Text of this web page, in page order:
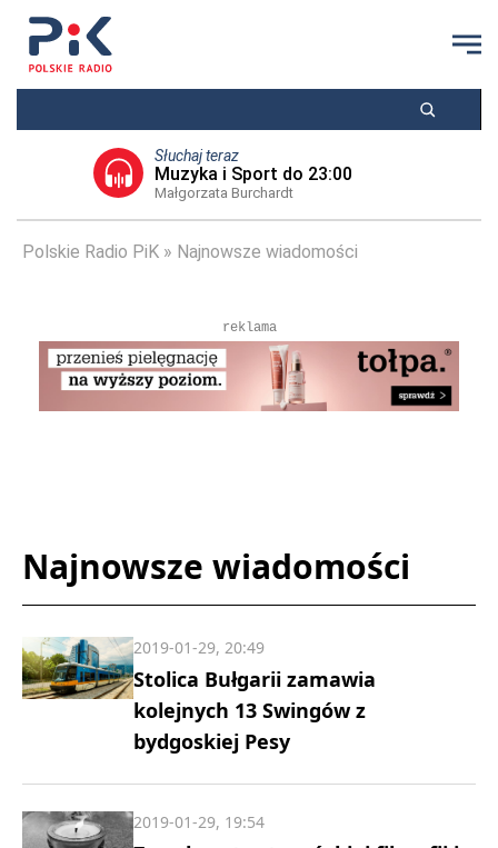
Słuchaj teraz
Muzyka i Sport do 23:00
Małgorzata Burchardt
Polskie Radio PiK Najnowsze wiadomości
reklama
Najnowsze wiadomości
Stolica Bułgarii zamawia
kolejnych 13 Swingów z
bydgoskiej Pesy
2019-01-29, 20:49
2019-01-29, 19:54